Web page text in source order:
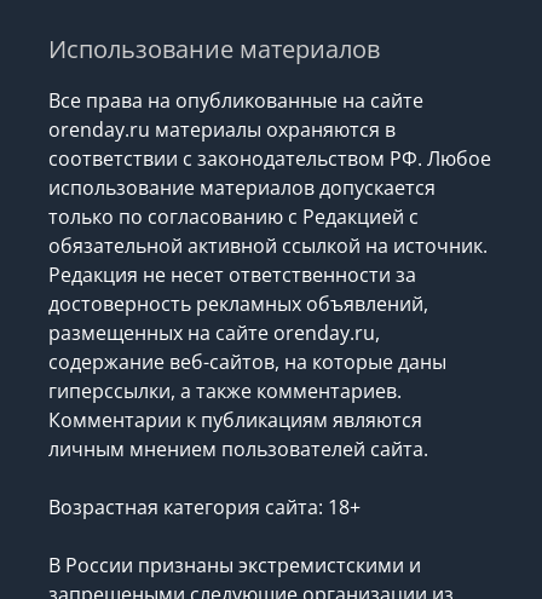
Использование материалов
Все права на опубликованные на сайте
orenday.ru материалы охраняются в
соответствии с законодательством РФ. Любое
использование материалов допускается
только по согласованию с Редакцией с
обязательной активной ссылкой на источник.
Редакция не несет ответственности за
достоверность рекламных объявлений,
размещенных на сайте orenday.ru,
содержание веб-сайтов, на которые даны
гиперссылки, а также комментариев.
Комментарии к публикациям являются
личным мнением пользователей сайта.
Возрастная категория сайта: 18+
В России признаны экстремистскими и